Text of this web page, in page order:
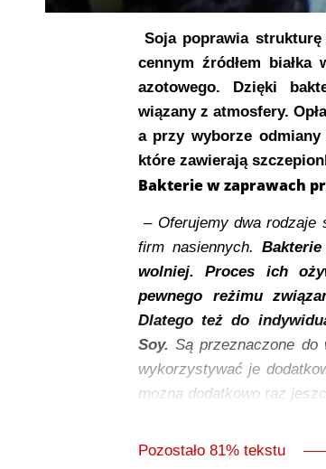
Soja poprawia
cennym źródłem
azotowego. Dzięki
wiązany z atmosfery.
a przy wyborze odmiany
które zawierają
Bakterie w zaprawach
– Oferujemy dwa rodzaje
firm nasiennych.
wolniej. Proces ich
pewnego reżimu
Dlatego też do
Soy. Są przeznaczone do
wykorzystywać je
można dodatkowo raz
Pozostało 81% tekstu